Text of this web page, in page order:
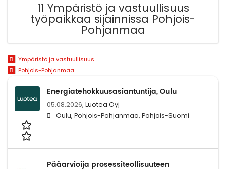
11 Ympäristö ja vastuullisuus
työpaikkaa sijainnissa Pohjois-
Pohjanmaa
Ympäristö ja vastuullisuus
Pohjois-Pohjanmaa
Energiatehokkuusasiantuntija, Oulu
05.08.2026, Luotea Oyj
Oulu, Pohjois-Pohjanmaa, Pohjois-Suomi
Pääarvioija prosessiteollisuuteen